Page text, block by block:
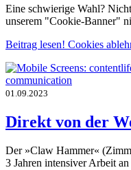
Eine schwierige Wahl?
unserem "Cookie-Banner"
Beitrag lesen! Cookies
01.09.2023
Direkt von der
Der »Claw Hammer«
3 Jahren intensiver Arbeit